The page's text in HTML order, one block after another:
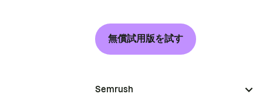
無償試用版を試す
Semrush